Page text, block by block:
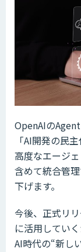
OpenAIの
「AI開発の民
高度なエージ
含めて統合管
下げます。
今後、正式リ
に活用してい
AI時代の“新し